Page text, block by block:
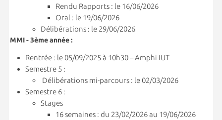
Rendu Rapports : le 16/06/2026
Oral : le 19/06/2026
Délibérations : le 29/06/2026
MMI - 3ème année :
Rentrée : le 05/09/2025 à 10h30 – Amphi IUT
Semestre 5 :
Délibérations mi-parcours : le 02/03/2026
Semestre 6 :
Stages
16 semaines : du 23/02/2026 au 19/06/2026